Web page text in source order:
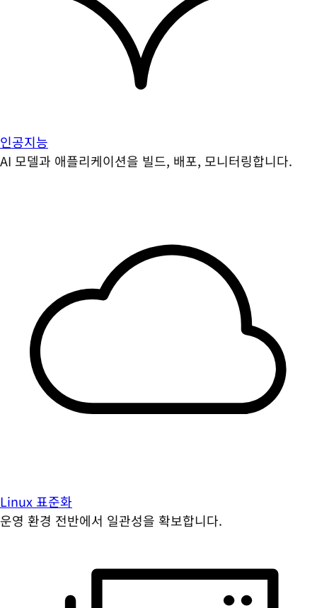
인공지능
AI 모델과 애플리케이션을 빌드, 배포, 모니터링합니다.
Linux 표준화
운영 환경 전반에서 일관성을 확보합니다.